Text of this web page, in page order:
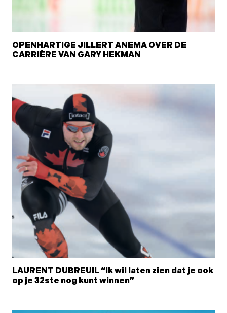
OPENHARTIGE JILLERT ANEMA OVER DE
CARRIÈRE VAN GARY HEKMAN
LAURENT DUBREUIL “Ik wil laten zien dat je ook
op je 32ste nog kunt winnen”